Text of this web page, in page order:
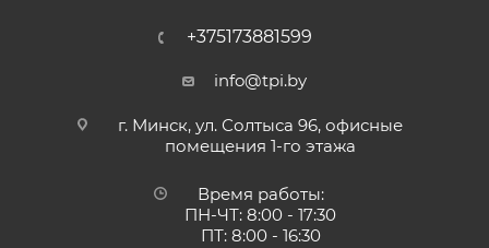
+375173881599
info@tpi.by
г. Минск, ул. Солтыса 96, офисные
помещения 1-го этажа
Время работы:
ПН-ЧТ: 8:00 - 17:30
ПТ: 8:00 - 16:30